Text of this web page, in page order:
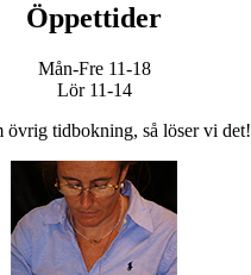
Öppettider
Mån-Fre 11-18
Lör 11-14
övrig tidbokning, så löser vi det!